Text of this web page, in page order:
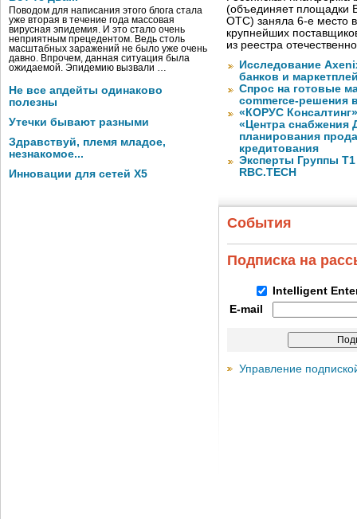
Поводом для написания этого блога стала
уже вторая в течение года массовая
вирусная эпидемия. И это стало очень
неприятным прецедентом. Ведь столь
масштабных заражений не было уже очень
давно. Впрочем, данная ситуация была
ожидаемой. Эпидемию вызвали …
Не все апдейты одинаково
полезны
Утечки бывают разными
Здравствуй, племя младое,
незнакомое...
Инновации для сетей X5
(объединяет площадки
OTC) заняла 6-е место
крупнейших
из реестра
Исследование
банков и
Спрос на готовые
commerce-решения
«КОРУС
«Центра снабжения
планирования
кредитования
Эксперты Группы
RBC.TECH
События
Подписка на
Intelligent
E-mail
Управление